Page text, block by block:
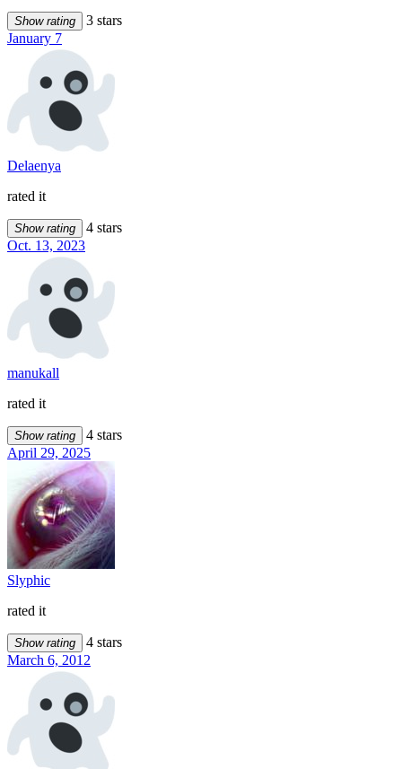
Show rating
3 stars
January 7
Delaenya
rated it
Show rating
4 stars
Oct. 13, 2023
manukall
rated it
Show rating
4 stars
April 29, 2025
Slyphic
rated it
Show rating
4 stars
March 6, 2012